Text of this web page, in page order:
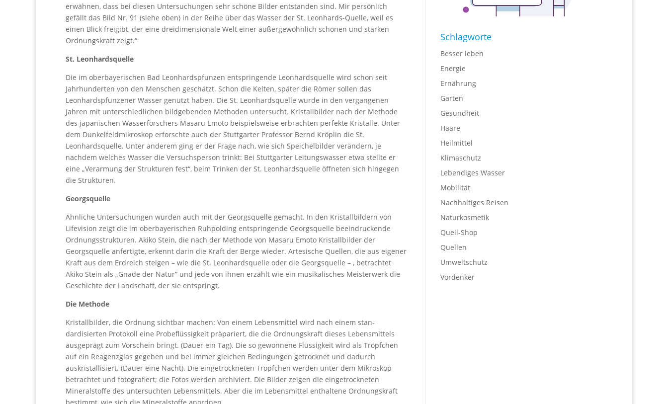
erwähnen, dass bei diesen Untersuchungen sehr schöne Bilder entstanden sind. Mir persönlich
gefällt das Bild Nr. 91 (siehe oben) in der Reihe über das Wasser der St. Leonhards-Quelle, weil es
einen Blick freigibt, der eine dreidimensionale Welt einer außergewöhnlich schönen und starken
Ordnungskraft zeigt.“
St. Leonhardsquelle
Die im oberbayerischen Bad Leonhardspfunzen entspringende Leonhardsquelle wird schon seit
Jahrhunderten von den Menschen geschätzt. Schon die Kelten, später die Römer sollen das
Leonhardspfunzener Wasser genutzt haben. Die St. Leonhardsquelle wurde in den vergangenen
Jahren mit unterschiedlichen bildgebenden Methoden untersucht. Kristallbilder nach der Methode
des japanischen Wasserforschers Masaru Emoto beispielsweise erbrachten perfekte Kristalle. Unter
dem Dunkelfeldmikroskop erforschte auch der Stuttgarter Professor Bernd Kröplin die St.
Leonhardsquelle. Unter anderem ging er der Frage nach, wie sich Speichelbilder verändern, je
nachdem welches Wasser die Versuchsperson trinkt: Bei Stuttgarter Leitungswasser etwa stellte er
eine „Verarmung der Strukturen fest“, beim Trinken der St. Leonhardsquelle öffneten sich hingegen
die Strukturen.
Georgsquelle
Ähnliche Untersuchungen wurden auch mit der Georgsquelle gemacht. In den Kristallbildern von
Lifevision zeigt die im oberbayerischen Ruhpolding entspringende Georgsquelle beeindruckende
Ordnungsstrukturen. Akiko Stein, die nach der Methode von Masaru Emoto Kristallbilder der
Georgsquelle anfertigte, erkennt darin die Kraft der Berge wieder. Artesische Quellen, die aus eigener
Kraft aus dem Erdreich steigen – wie die St. Leonhardsquelle oder die Georgsquelle – , betrachtet
Akiko Stein als „Gnade der Natur“ und jede von ihnen erzählt wie ein musikalisches Meisterwerk die
Geschichte der Landschaft, der sie entspringt.
Die Methode
Kristallbilder, die Ordnung sichtbar machen: Von einem Lebensmittel wird nach einem stan­
dardisierten Protokoll eine Probeflüssigkeit präpariert, die die Ordnungskraft dieses Lebensmittels
ausgeprägt zum Vorschein bringt. (Dauer ein Tag). Die so gewonnene Flüssigkeit wird als Tröpfchen
auf ein Reagenzglas gegeben und bei immer gleichen Bedingungen getrocknet und dadurch
auskristallisiert. (Dauer eine Nacht). Die eingetrockneten Tröpfchen werden unter dem Mikroskop
betrachtet und fotografiert; die Fotos werden archiviert. Die Bilder zeigen die eingetrockneten
Mineralstoffe des untersuchten Lebensmittels. Aber die im Lebensmittel enthaltene Ordnungskraft
bestimmt, wie sich die Mineralstoffe anordnen.
Schlagworte
Besser leben
Energie
Ernährung
Garten
Gesundheit
Haare
Heilmittel
Klimaschutz
Lebendiges Wasser
Mobilität
Nachhaltiges Reisen
Naturkosmetik
Quell-Shop
Quellen
Umweltschutz
Vordenker